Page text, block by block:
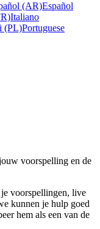
(AR)Español
Italiano
(PL)Portuguese
voorspellingen, live
kunnen je hulp goed
hem als een van de